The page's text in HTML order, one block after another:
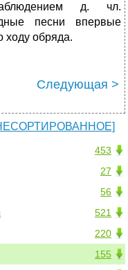
д. чл.
песни впервые
ходу обряда.
Следующая >
453
27
56
521
220
155